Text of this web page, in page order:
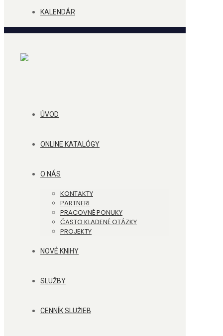
KALENDÁR
ÚVOD
ONLINE KATALÓGY
O NÁS
KONTAKTY
PARTNERI
PRACOVNÉ PONUKY
ČASTO KLADENÉ OTÁZKY
PROJEKTY
NOVÉ KNIHY
SLUŽBY
CENNÍK SLUŽIEB